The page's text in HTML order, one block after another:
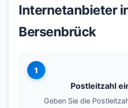
Internetanbieter
Bersenbrück
1
Postleitzahl
Geben Sie die